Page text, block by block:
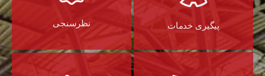
پیگیری خدمات نظرسنجی